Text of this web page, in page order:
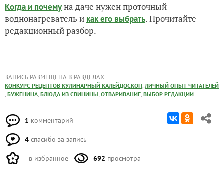
Когда и почемуна даче нужен проточный
воднонагреватель и как его выбрать. Прочитайте
редакционный разбор.
ЗАПИСЬ РАЗМЕЩЕНА В РАЗДЕЛАХ:
КОНКУРС РЕЦЕПТОВ КУЛИНАРНЫЙ КАЛЕЙДОСКОП, ЛИЧНЫЙ ОПЫТ ЧИТАТЕЛЕЙ
, БУЖЕНИНА, БЛЮДА ИЗ СВИНИНЫ, ОТВАРИВАНИЕ, ВЫБОР РЕДАКЦИИ
1 комментарий
4 спасибо за запись
в избранное 692 просмотра